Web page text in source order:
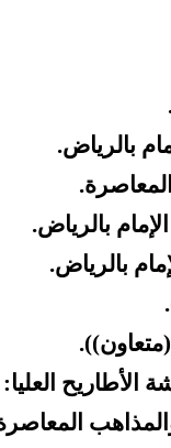
بالرياض.
بالرياض.
بالرياض.